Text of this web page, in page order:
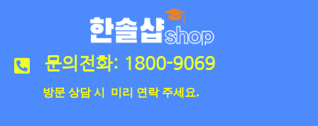
문의전화: 1800-9069
방문 상담 시 미리 연락 주세요.